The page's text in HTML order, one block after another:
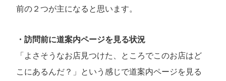
前の２つが主になると思います。
・訪問前に道案内ページを見る状況
「よさそうなお店見つけた、ところでこのお店はど
こにあるんだ？」という感じで道案内ページを見る